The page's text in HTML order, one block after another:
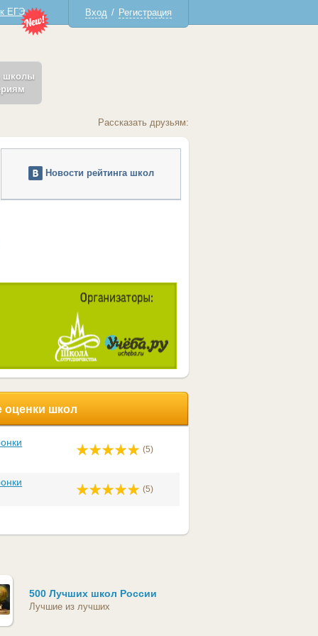
Вход / Регистрация
к ЕГЭ
школы
Рассказать друзьям:
Новости рейтинга школ
оценки школ
(5)
(5)
500 Лучших школ России
Лучшие из лучших